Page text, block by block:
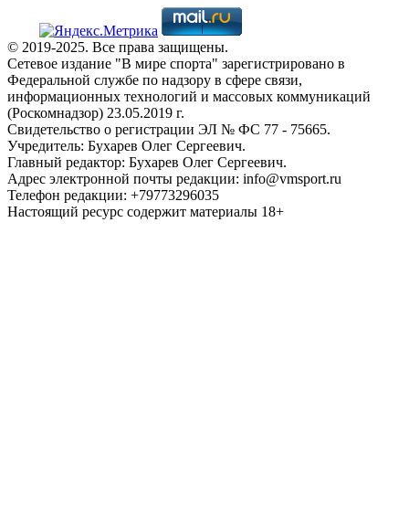
© 2019-2025. Все права защищены.
Сетевое издание "В мире спорта" зарегистрировано в
Федеральной службе по надзору в сфере связи,
информационных технологий и массовых коммуникаций
(Роскомнадзор) 23.05.2019 г.
Свидетельство о регистрации ЭЛ № ФС 77 - 75665.
Учредитель: Бухарев Олег Сергеевич.
Главный редактор: Бухарев Олег Сергеевич.
Адрес электронной почты редакции: info@vmsport.ru
Телефон редакции: +79773296035
Настоящий ресурс содержит материалы 18+